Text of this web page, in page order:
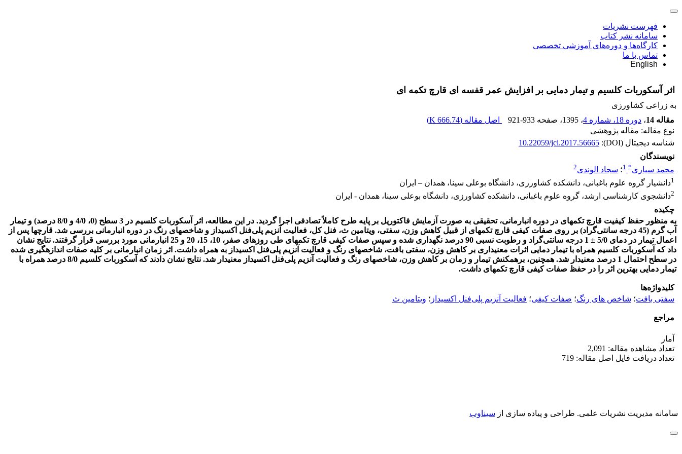
فهرست نشریات
سامانه نشر کتاب
کارگاه‌ها و دوره‌های آموزشی تخصصی
تماس با ما
English
اثر آسکوربات کلسیم و تیمار دمایی بر افزایش عمر قفسه ای قارچ تکمه ای
به زراعی کشاورزی
مقاله 14
، دوره 18، شماره 4 ، 1395 ، صفحه 921-933 اصل مقاله (666.74 K
)
نوع مقاله: مقاله پژوهشی
شناسه دیجیتال (DOI):
10.22059/jci.2017.56665
نویسندگان
محمد سیاری*
1؛ سجاد الوندی2
1دانشیار گروه علوم باغبانی، دانشکده کشاورزی، دانشگاه بوعلی سینا، همدان – ایران
2دانشجوی کارشناسی ارشد، گروه علوم باغبانی، دانشکده کشاورزی، دانشگاه بوعلی سینا، همدان - ایران
چکیده
به منظور حفظ کیفیت قارچ تکمه­ای در دوره انبارمانی، تحقیقی به صورت آزمایش فاکتوریل بر پایه طرح کاملاً تصادفی اجرا گردید. در این مطالعه، اثر آسکوربات کلسیم در 3 سطح (0، 4/0 و 8/0 درصد) و تیمار
آب گرم (45 درجه سانتی‌گراد) بر روی صفات کیفی قارچ تکمه­ای از قبیل کاهش وزن، سفتی، ویتامین ث، فنل کل، فعالیت آنزیم پلی‌فنل اکسیداز و شاخص­های رنگ در دوره انبارمانی بررسی شد. قارچ­ها پس از
اعمال تیمار در دمای 5/0 ± 1 درجه سانتی‌گراد و رطوبت نسبی 90 درصد نگهداری شده و سپس صفات کیفی قارچ تکمه­ای طی روزهای صفر، 10، 15، 20 و 25 انبارمانی مورد بررسی قرار گرفتند. نتایج نشان
داد که آسکوربات کلسیم همراه با تیمار دمایی اثرات معنی­داری بر کاهش وزن، سفتی بافت، شاخص­های رنگ و فعالیت آنزیم پلی‌فنل اکسیداز به همراه داشت. اثر زمان انبارمانی بر کلیه صفات اندازه­گیری شده
در سطح احتمال 1 درصد معنی­دار شد. همچنین، برهمکنش تیمار و زمان بر کاهش وزن، شاخص­های رنگ و فعالیت آنزیم پلی‌فنل اکسیداز معنی­دار شد. نتایج نشان دادند که آسکوربات کلسیم 8/0 درصد همراه با
تیمار دمایی بهترین اثر را در حفظ صفات کیفی قارچ تکمه­ای داشت.
کلیدواژه‌ها
سفتی بافت؛ شاخص های رنگ؛ صفات کیفی؛ فعالیت آنزیم پلی‌فنل اکسیداز ؛ ویتامین ث
مراجع
آمار
تعداد مشاهده مقاله: 2,091
تعداد دریافت فایل اصل مقاله: 719
سامانه مدیریت نشریات علمی. طراحی و پیاده سازی از سیناوب